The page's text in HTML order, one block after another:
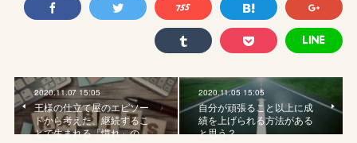
2020.11.07 15:05
王様の仕立て屋のエピソー
ドから考えた、継続するこ
とで生まれる「慣れ」の…
2020.11.05 15:05
自分が頑張ること以上に成
績を上げられる方法がある
と思う？